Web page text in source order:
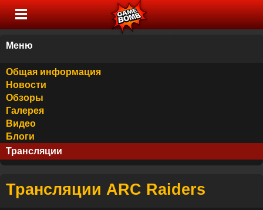
Меню
Общая информация
Новости
Обзоры
Галерея
Видео
Блоги
Трансляции
Трансляции ARC Raiders